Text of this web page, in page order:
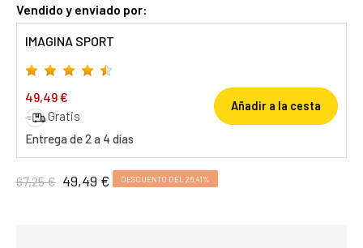
Vendido y enviado por:
IMAGINA SPORT
49,49 €
Gratis
Entrega de 2 a 4 días
Añadir a la cesta
67,25 € 49,49 € DESCUENTO DEL 26,41%